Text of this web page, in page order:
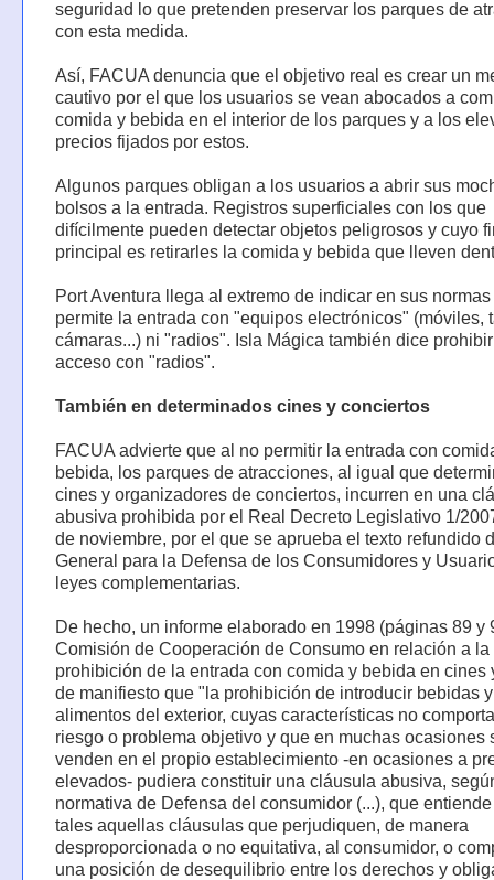
seguridad lo que pretenden preservar los parques de
con esta medida.
Así, FACUA denuncia que el objetivo real es crear un
cautivo por el que los usuarios se vean abocados a
comida y bebida en el interior de los parques y a los
precios fijados por estos.
Algunos parques obligan a los usuarios a abrir sus
bolsos a la entrada. Registros superficiales con los que
difícilmente pueden detectar objetos peligrosos y cuyo
principal es retirarles la comida y bebida que lleven
Port Aventura llega al extremo de indicar en sus
permite la entrada con "equipos electrónicos" (móviles,
cámaras...) ni "radios". Isla Mágica también dice
acceso con "radios".
También en determinados cines y conciertos
FACUA advierte que al no permitir la entrada con
bebida, los parques de atracciones, al igual que
cines y organizadores de conciertos, incurren en una
abusiva prohibida por el Real Decreto Legislativo 1/
de noviembre, por el que se aprueba el texto refundido
General para la Defensa de los Consumidores y
leyes complementarias.
De hecho, un informe elaborado en 1998 (páginas 89 y
Comisión de Cooperación de Consumo en relación a la
prohibición de la entrada con comida y bebida en cines
de manifiesto que "la prohibición de introducir bebidas y
alimentos del exterior, cuyas características no
riesgo o problema objetivo y que en muchas ocasiones
venden en el propio establecimiento -en ocasiones a
elevados- pudiera constituir una cláusula abusiva,
normativa de Defensa del consumidor (...), que
tales aquellas cláusulas que perjudiquen, de manera
desproporcionada o no equitativa, al consumidor, o
una posición de desequilibrio entre los derechos y